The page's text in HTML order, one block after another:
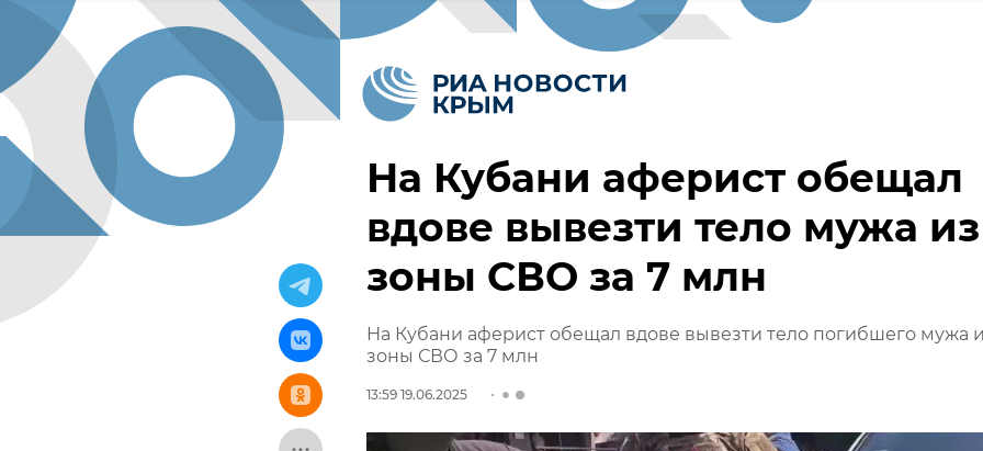
На Кубани аферист обещал
вдове вывезти тело мужа из
зоны СВО за 7 млн
На Кубани аферист обещал вдове вывезти тело погибшего мужа
зоны СВО за 7 млн
13:59 19.06.2025